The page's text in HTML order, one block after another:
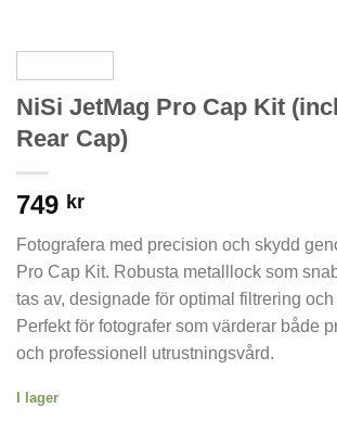
NiSi JetMag Pro Cap Kit
Rear Cap)
749 kr
Fotografera med precision och skydd
Pro Cap Kit. Robusta metalllock som
tas av, designade för optimal filtrering
Perfekt för fotografer som värderar både
och professionell utrustningsvård.
I lager